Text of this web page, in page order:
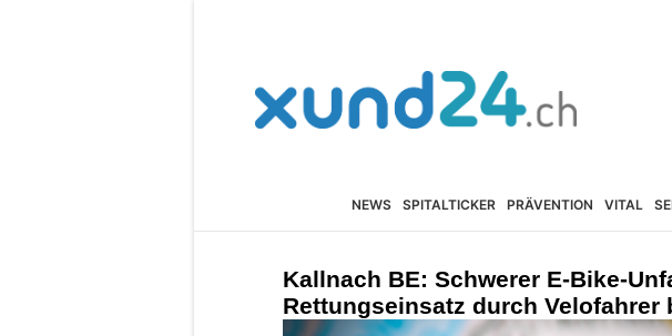
NEWS SPITALTICKER PRÄVENTION VITAL
Kallnach BE: Schwerer E-Bike-
Rettungseinsatz durch Velofahrer